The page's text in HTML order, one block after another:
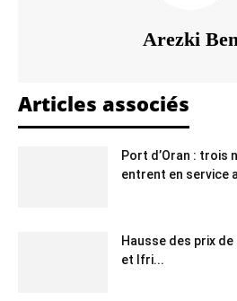
Arezki
Articles associés
Port d’Oran : trois
entrent en service
Hausse des prix de
et Ifri...